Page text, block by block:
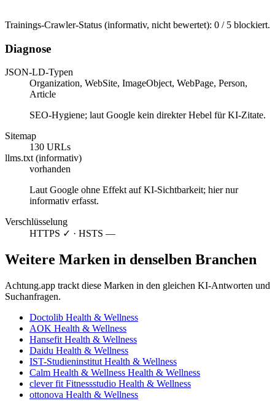
Trainings-Crawler-Status (informativ, nicht bewertet): 0 / 5 blockiert.
Diagnose
JSON-LD-Typen
Organization, WebSite, ImageObject, WebPage, Person,
Article
SEO-Hygiene; laut Google kein direkter Hebel für KI-Zitate.
Sitemap
130 URLs
llms.txt (informativ)
vorhanden
Laut Google ohne Effekt auf KI-Sichtbarkeit; hier nur
informativ erfasst.
Verschlüsselung
HTTPS ✓ · HSTS —
Weitere Marken in denselben Branchen
Achtung.app trackt diese Marken in den gleichen KI-Antworten und
Suchanfragen.
Doctolib Health & Wellness
AOK Health & Wellness
Hansefit Health & Wellness
Daidu Health & Wellness
IST-Studieninstitut Health & Wellness
Calm Health & Wellness Health & Wellness
clever fit Fitnessstudio Health & Wellness
ottonova Health & Wellness